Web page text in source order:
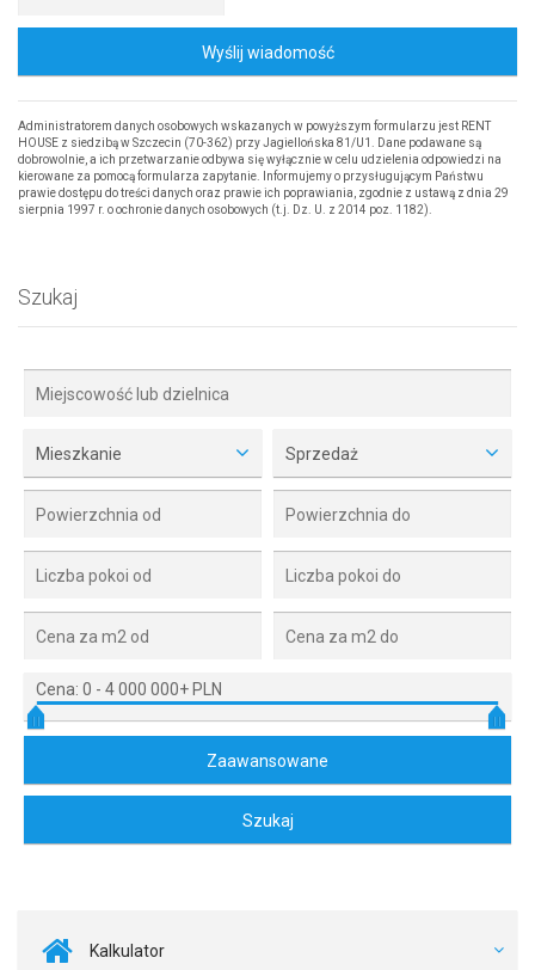
Wyślij wiadomość
Administratorem danych osobowych wskazanych w powyższym formularzu jest RENT
HOUSE z siedzibą w Szczecin (70-362) przy Jagiellońska 81/U1. Dane podawane są
dobrowolnie, a ich przetwarzanie odbywa się wyłącznie w celu udzielenia odpowiedzi na
kierowane za pomocą formularza zapytanie. Informujemy o przysługującym Państwu
prawie dostępu do treści danych oraz prawie ich poprawiania, zgodnie z ustawą z dnia 29
sierpnia 1997 r. o ochronie danych osobowych (t.j. Dz. U. z 2014 poz. 1182).
Szukaj
Mieszkanie Sprzedaż
Cena: 0 - 4 000 000+ PLN
Kalkulator